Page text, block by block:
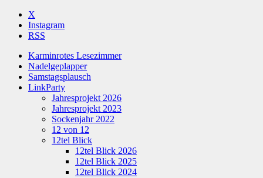
X
Instagram
RSS
Karminrotes Lesezimmer
Nadelgeplapper
Samstagsplausch
LinkParty
Jahresprojekt 2026
Jahresprojekt 2023
Sockenjahr 2022
12 von 12
12tel Blick
12tel Blick 2026
12tel Blick 2025
12tel Blick 2024